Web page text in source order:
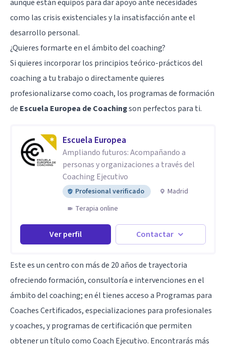
aunque están equipos para dar apoyo ante necesidades
como las crisis existenciales y la insatisfacción ante el
desarrollo personal.
¿Quieres formarte en el ámbito del coaching?
Si quieres incorporar los principios teórico-prácticos del
coaching a tu trabajo o directamente quieres
profesionalizarse como coach, los programas de formación
de Escuela Europea de Coachingson perfectos para ti.
Escuela Europea
Ampliando futuros: Acompañando a
personas y organizaciones a través del
Coaching Ejecutivo
Profesional verificado
Madrid
Terapia online
Ver perfil Contactar
Este es un centro con más de 20 años de trayectoria
ofreciendo formación, consultoría e intervenciones en el
ámbito del coaching; en él tienes acceso a Programas para
Coaches Certificados, especializaciones para profesionales
y coaches, y programas de certificación que permiten
obtener un título como Coach Ejecutivo. Encontrarás más